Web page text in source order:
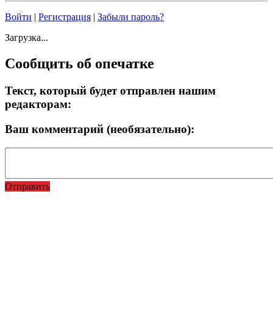
Войти Регистрация
Забыли пароль?
Загрузка...
Сообщить об опечатке
Текст, который будет отправлен нашим
редакторам:
Ваш комментарий (необязательно):
Отправить